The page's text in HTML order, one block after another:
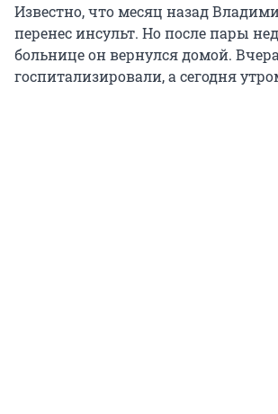
Известно, что месяц назад
перенес инсульт. Но после пары
больнице он вернулся домой.
госпитализировали, а сегодня